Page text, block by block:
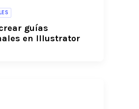
guías
en Illustrator